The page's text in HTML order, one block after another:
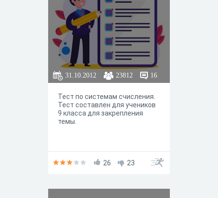
31.10.2012 23812 16
Тест по системам счисления.
Тест составлен для учеников
9 класса для закрепления
темы.
26 23